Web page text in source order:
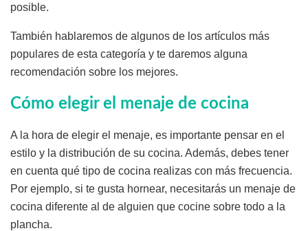
posible.
También hablaremos de algunos de los artículos más
populares de esta categoría y te daremos alguna
recomendación sobre los mejores.
Cómo elegir el menaje de cocina
A la hora de elegir el menaje, es importante pensar en el
estilo y la distribución de su cocina. Además, debes tener
en cuenta qué tipo de cocina realizas con más frecuencia.
Por ejemplo, si te gusta hornear, necesitarás un menaje de
cocina diferente al de alguien que cocine sobre todo a la
plancha.